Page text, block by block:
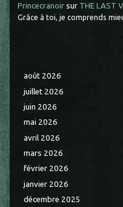
Princecranoir sur THE LAST
Grâce à toi, je comprends
août 2026
juillet 2026
juin 2026
mai 2026
avril 2026
mars 2026
février 2026
janvier 2026
décembre 2025